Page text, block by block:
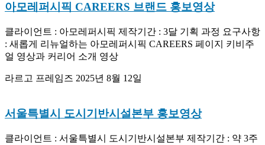
아모레퍼시픽 CAREERS 브랜드 홍보영상
클라이언트 : 아모레퍼시픽 제작기간 : 3달 기획 과정 요구사항
: 새롭게 리뉴얼하는 아모레퍼시픽 CAREERS 페이지 키비주
얼 영상과 커리어 소개 영상
라르고 프레임즈 2025년 8월 12일
서울특별시 도시기반시설본부 홍보영상
클라이언트 : 서울특별시 도시기반시설본부 제작기간 : 약 3주